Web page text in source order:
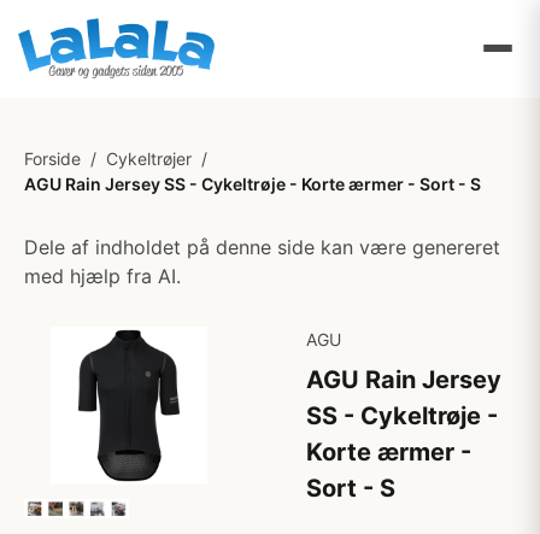
Forside / Cykeltrøjer /
AGU Rain Jersey SS - Cykeltrøje - Korte ærmer - Sort - S
Dele af indholdet på denne side kan være genereret
med hjælp fra AI.
AGU
AGU Rain Jersey
SS - Cykeltrøje -
Korte ærmer -
Sort - S